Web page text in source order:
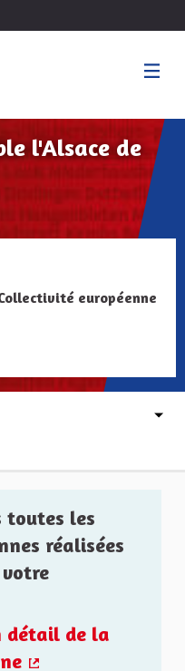
l'Alsace de
européenne
toutes les
réalisées
détail de la